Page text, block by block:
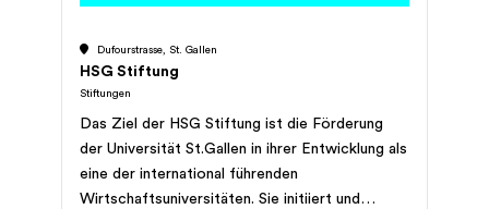
Dufourstrasse, St. Gallen
HSG Stiftung
Stiftungen
Das Ziel der HSG Stiftung ist die Förderung
der Universität St.Gallen in ihrer Entwicklung als
eine der international führenden
Wirtschaftsuniversitäten. Sie initiiert und